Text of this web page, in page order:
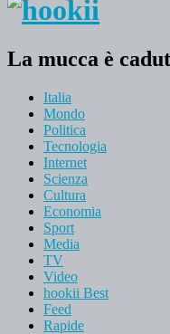
La mucca è
Italia
Mondo
Politica
Tecnologia
Internet
Scienza
Cultura
Economia
Sport
Media
TV
Video
hookii Best
Feed
Rapide